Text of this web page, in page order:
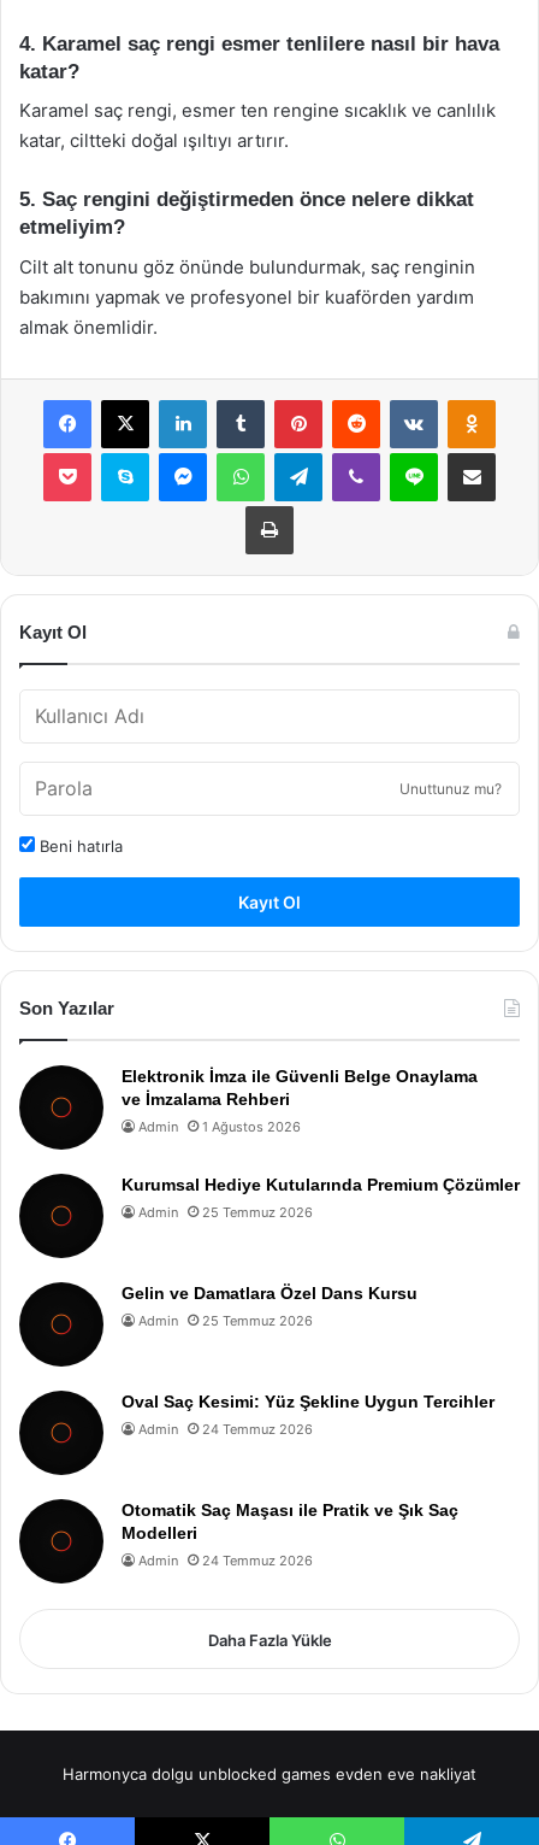
4. Karamel saç rengi esmer tenlilere nasıl bir hava
katar?
Karamel saç rengi, esmer ten rengine sıcaklık ve canlılık
katar, ciltteki doğal ışıltıyı artırır.
5. Saç rengini değiştirmeden önce nelere dikkat
etmeliyim?
Cilt alt tonunu göz önünde bulundurmak, saç renginin
bakımını yapmak ve profesyonel bir kuaförden yardım
almak önemlidir.
Facebook
X LinkedInTumblr PinterestReddit VKontakte
Pocket Skype MessengerWhatsAppTelegramViber Line E-Posta ile
Yazdır
Kayıt Ol
Unuttunuz mu?
Beni hatırla
Kayıt Ol
Son Yazılar
Elektronik İmza ile Güvenli Belge Onaylama
ve İmzalama Rehberi
Admin 1 Ağustos 2026
Kurumsal Hediye Kutularında Premium Çözümler
Admin 25 Temmuz 2026
Gelin ve Damatlara Özel Dans Kursu
Admin 25 Temmuz 2026
Oval Saç Kesimi: Yüz Şekline Uygun Tercihler
Admin 24 Temmuz 2026
Otomatik Saç Maşası ile Pratik ve Şık Saç
Modelleri
Admin 24 Temmuz 2026
Daha Fazla Yükle
Harmonyca dolgu unblocked games evden eve nakliyat